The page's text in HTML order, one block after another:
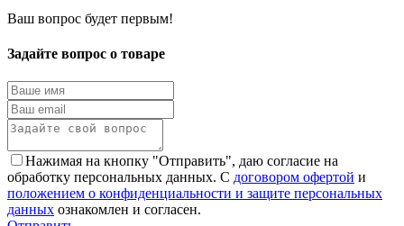
Ваш вопрос будет первым!
Задайте вопрос о товаре
Нажимая на кнопку "Отправить", даю согласие на
обработку персональных данных. С договором офертой и
положением о конфиденциальности и защите персональных
данных ознакомлен и согласен.